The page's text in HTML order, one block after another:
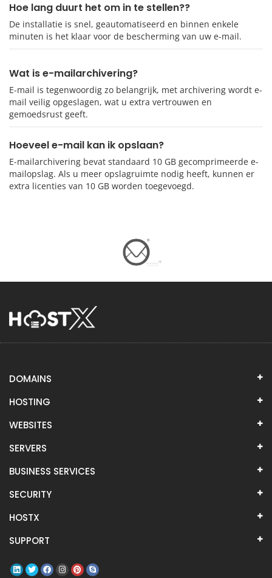
Hoe lang duurt het om in te stellen??
De installatie is snel, geautomatiseerd en binnen enkele
minuten is het klaar voor de bescherming van uw e-mail.
Wat is e-mailarchivering?
E-mail is tegenwoordig zo belangrijk, met archivering wordt e-
mail veilig opgeslagen, wat u extra vertrouwen en
gemoedsrust geeft.
Hoeveel e-mail kan ik opslaan?
E-mailarchivering bevat standaard 10 GB gecomprimeerde e-
mailopslag. Als u meer opslagruimte nodig heeft, kunnen er
extra licenties van 10 GB worden toegevoegd.
DOMAINS
HOSTING
WEBSITES
SERVERS
BUSINESS SERVICES
SECURITY
HOSTX
SUPPORT